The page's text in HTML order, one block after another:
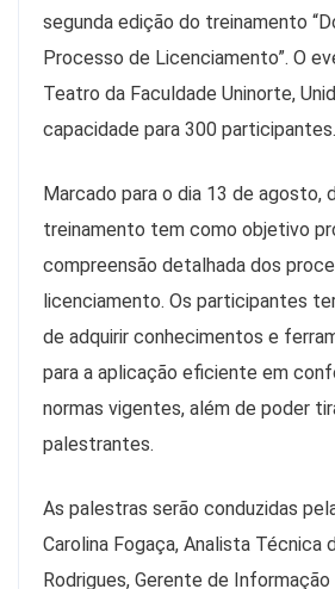
segunda edição do treinamento
Processo de Licenciamento”. O
Teatro da Faculdade Uninorte,
capacidade para 300 participantes.
Marcado para o dia 13 de agosto,
treinamento tem como objetivo
compreensão detalhada dos
licenciamento. Os participantes
de adquirir conhecimentos e
para a aplicação eficiente em
normas vigentes, além de poder
palestrantes.
As palestras serão conduzidas
Carolina Fogaça, Analista Técnica
Rodrigues, Gerente de